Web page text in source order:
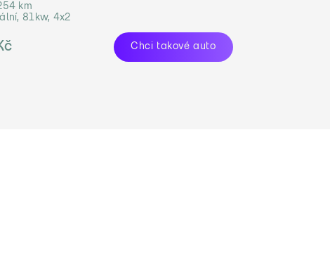
km
81kw, 4x2
Chci takové auto